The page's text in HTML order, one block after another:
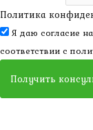
Политика
Я даю согласие
соответствии с
Получить